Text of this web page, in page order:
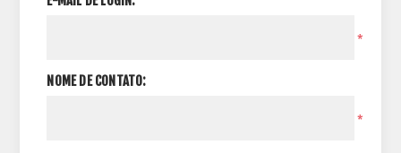
*
NOME DE CONTATO:
*